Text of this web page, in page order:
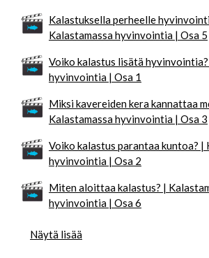
Kalastuksella perheelle
Kalastamassa hyvinvointia | Osa 5
Voiko kalastus lisätä
hyvinvointia | Osa 1
Miksi kavereiden kera kannattaa
Kalastamassa hyvinvointia | Osa 3
Voiko kalastus parantaa kuntoa? |
hyvinvointia | Osa 2
Miten aloittaa kalastus? |
hyvinvointia | Osa 6
Näytä lisää